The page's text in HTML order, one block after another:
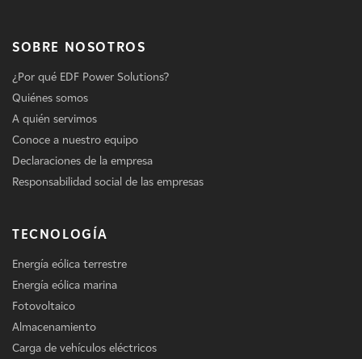
SOBRE NOSOTROS
¿Por qué EDF Power Solutions?
Quiénes somos
A quién servimos
Conoce a nuestro equipo
Declaraciones de la empresa
Responsabilidad social de las empresas
TECNOLOGÍA
Energía eólica terrestre
Energía eólica marina
Fotovoltaico
Almacenamiento
Carga de vehículos eléctricos